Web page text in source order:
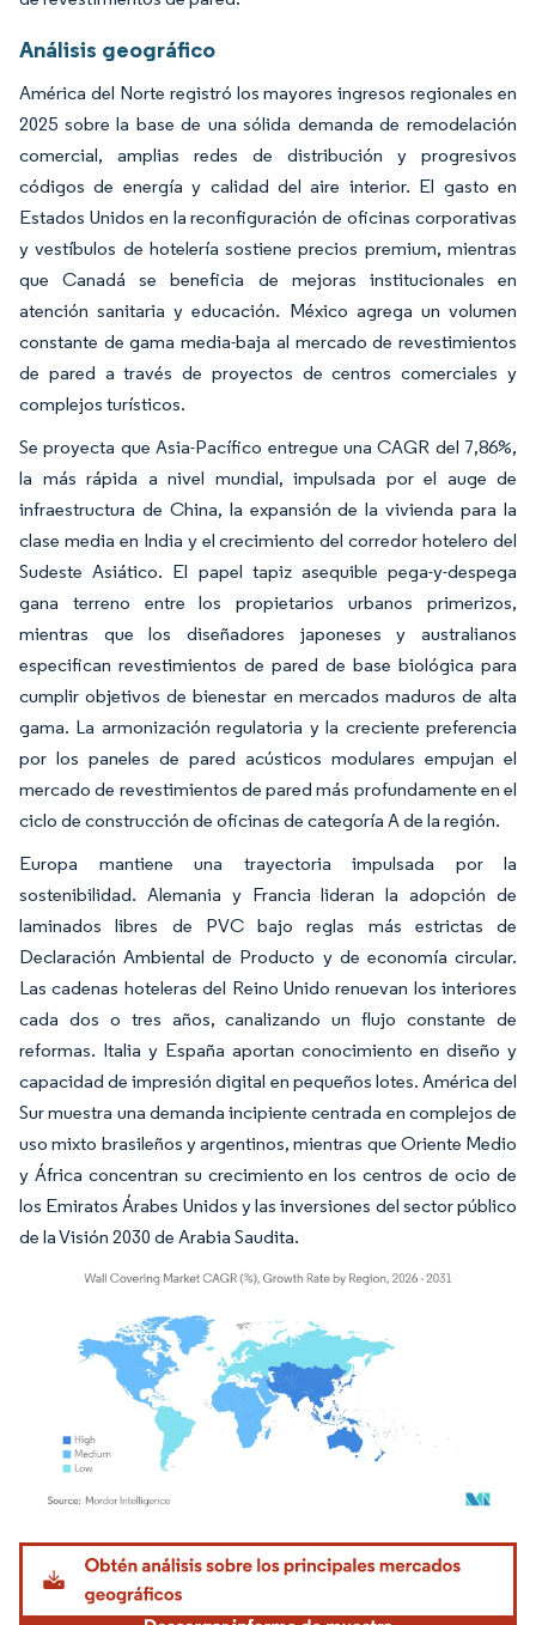
Análisis geográfico
América del Norte registró los mayores ingresos regionales en
2025 sobre la base de una sólida demanda de remodelación
comercial, amplias redes de distribución y progresivos
códigos de energía y calidad del aire interior. El gasto en
Estados Unidos en la reconfiguración de oficinas corporativas
y vestíbulos de hotelería sostiene precios premium, mientras
que Canadá se beneficia de mejoras institucionales en
atención sanitaria y educación. México agrega un volumen
constante de gama media-baja al mercado de revestimientos
de pared a través de proyectos de centros comerciales y
complejos turísticos.
Se proyecta que Asia-Pacífico entregue una CAGR del 7,86%,
la más rápida a nivel mundial, impulsada por el auge de
infraestructura de China, la expansión de la vivienda para la
clase media en India y el crecimiento del corredor hotelero del
Sudeste Asiático. El papel tapiz asequible pega-y-despega
gana terreno entre los propietarios urbanos primerizos,
mientras que los diseñadores japoneses y australianos
especifican revestimientos de pared de base biológica para
cumplir objetivos de bienestar en mercados maduros de alta
gama. La armonización regulatoria y la creciente preferencia
por los paneles de pared acústicos modulares empujan el
mercado de revestimientos de pared más profundamente en el
ciclo de construcción de oficinas de categoría A de la región.
Europa mantiene una trayectoria impulsada por la
sostenibilidad. Alemania y Francia lideran la adopción de
laminados libres de PVC bajo reglas más estrictas de
Declaración Ambiental de Producto y de economía circular.
Las cadenas hoteleras del Reino Unido renuevan los interiores
cada dos o tres años, canalizando un flujo constante de
reformas. Italia y España aportan conocimiento en diseño y
capacidad de impresión digital en pequeños lotes. América del
Sur muestra una demanda incipiente centrada en complejos de
uso mixto brasileños y argentinos, mientras que Oriente Medio
y África concentran su crecimiento en los centros de ocio de
los Emiratos Árabes Unidos y las inversiones del sector público
de la Visión 2030 de Arabia Saudita.
Imagen © Mordor Intelligence. El uso requiere atribución según CC BY 4.0.